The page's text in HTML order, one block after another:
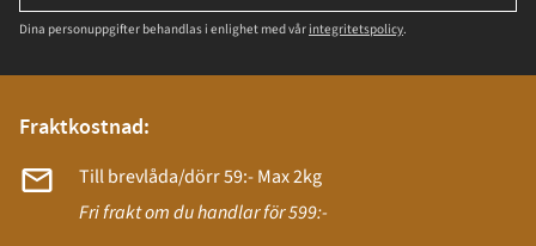
Dina personuppgifter behandlas i enlighet med vår integritetspolicy.
Fraktkostnad:
Till brevlåda/dörr 59:- Max 2kg
Fri frakt om du handlar för 599:-